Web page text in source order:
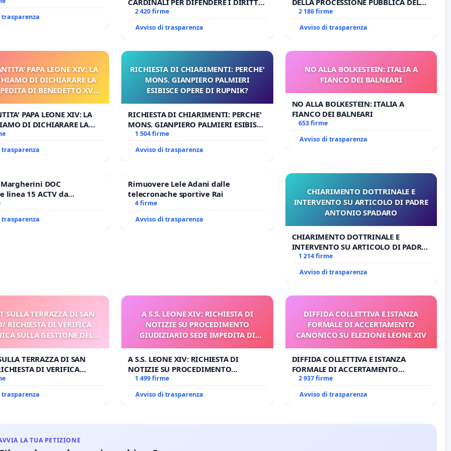
trasparenza
DELLA SEDE APOSTOLICA (ART. 3 UDG)
2 420 firme
Avviso di trasparenza
CORPUS DOMINI A MILANO
2 186 firme
Avviso di trasparenza
PAPA LEONE XIV: LA
DI DICHIARARE LA
DI BENEDETTO XVI
PROCESSO
PAPA LEONE XIV: LA
DI DICHIARARE LA
DI BENEDETTO XVI
trasparenza
RICHIESTA DI CHIARIMENTI: PERCHE'
MONS. GIANPIERO PALMIERI
ESIBISCE OPERE DI RUPNIK?
RICHIESTA DI CHIARIMENTI: PERCHE'
MONS. GIANPIERO PALMIERI ESIBISCE
OPERE DI RUPNIK?
1 504 firme
Avviso di trasparenza
NO ALLA BOLKESTEIN: ITALIA A
FIANCO DEI BALNEARI
NO ALLA BOLKESTEIN: ITALIA A
FIANCO DEI BALNEARI
653 firme
Avviso di trasparenza
DOC
linea 15 ACTV da
S. Antonio
trasparenza
Rimuovere Lele Adani dalle
telecronache sportive Rai
4 firme
Avviso di trasparenza
CHIARIMENTO DOTTRINALE E
INTERVENTO SU ARTICOLO DI PADRE
ANTONIO SPADARO
CHIARIMENTO DOTTRINALE E
INTERVENTO SU ARTICOLO DI PADRE
ANTONIO SPADARO
1 214 firme
Avviso di trasparenza
SULLA TERRAZZA DI SAN
RICHIESTA DI VERIFICA
SULLA GESTIONE DEL
TERRAZZA DI SAN
DI VERIFICA
SULLA GESTIONE DEL
trasparenza
A S.S. LEONE XIV: RICHIESTA DI
NOTIZIE SU PROCEDIMENTO
GIUDIZIARIO SEDE IMPEDITA DI
A S.S. LEONE XIV: RICHIESTA DI
NOTIZIE SU PROCEDIMENTO
GIUDIZIARIO SEDE IMPEDITA DI
1 499 firme
Avviso di trasparenza
DIFFIDA COLLETTIVA E ISTANZA
FORMALE DI ACCERTAMENTO
CANONICO SU ELEZIONE LEONE XIV
DIFFIDA COLLETTIVA E ISTANZA
FORMALE DI ACCERTAMENTO
CANONICO SU ELEZIONE LEONE XIV
2 937 firme
Avviso di trasparenza
LA TUA PETIZIONE